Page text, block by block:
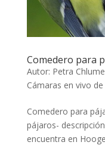
Comedero para
Autor: Petra
Cámaras en vivo
Comedero para
pájaros-
encuentra en